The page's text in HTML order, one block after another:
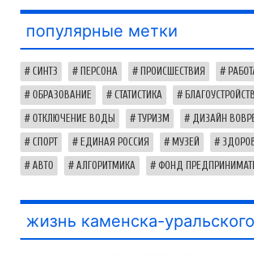
популярные метки
СИНТЗ ПЕРСОНА ПРОИСШЕСТВИЯ
ОБРАЗОВАНИЕ СТАТИСТИКА
ОТКЛЮЧЕНИЕ ВОДЫ ТУРИЗМ ДИЗАЙН
СПОРТ ЕДИНАЯ РОССИЯ МУЗЕЙ
АВТО АЛГОРИТМИКА ФОНД
жизнь каменска-уральского